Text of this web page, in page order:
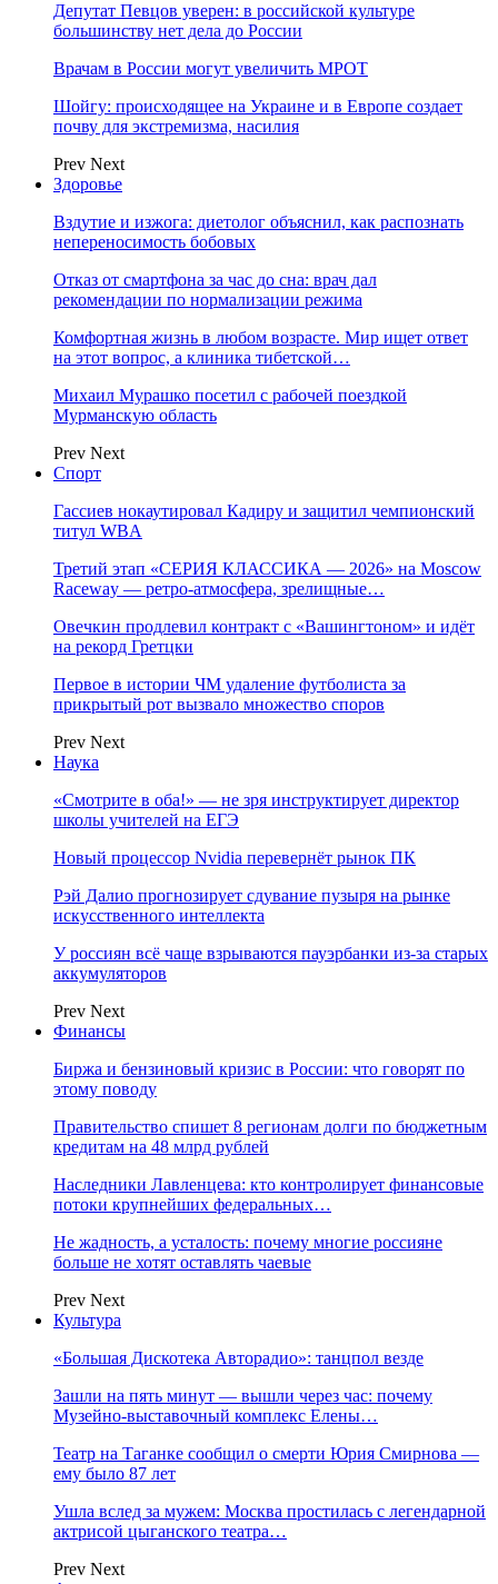
Депутат Певцов уверен: в российской культуре
большинству нет дела до России
Врачам в России могут увеличить МРОТ
Шойгу: происходящее на Украине и в Европе создает
почву для экстремизма, насилия
Prev Next
Здоровье
Вздутие и изжога: диетолог объяснил, как распознать
непереносимость бобовых
Отказ от смартфона за час до сна: врач дал
рекомендации по нормализации режима
Комфортная жизнь в любом возрасте. Мир ищет ответ
на этот вопрос, а клиника тибетской…
Михаил Мурашко посетил с рабочей поездкой
Мурманскую область
Prev Next
Спорт
Гассиев нокаутировал Кадиру и защитил чемпионский
титул WBA
Третий этап «СЕРИЯ КЛАССИКА — 2026» на Moscow
Raceway — ретро‑атмосфера, зрелищные…
Овечкин продлевил контракт с «Вашингтоном» и идёт
на рекорд Гретцки
Первое в истории ЧМ удаление футболиста за
прикрытый рот вызвало множество споров
Prev Next
Наука
«Смотрите в оба!» — не зря инструктирует директор
школы учителей на ЕГЭ
Новый процессор Nvidia перевернёт рынок ПК
Рэй Далио прогнозирует сдувание пузыря на рынке
искусственного интеллекта
У россиян всё чаще взрываются пауэрбанки из-за старых
аккумуляторов
Prev Next
Финансы
Биржа и бензиновый кризис в России: что говорят по
этому поводу
Правительство спишет 8 регионам долги по бюджетным
кредитам на 48 млрд рублей
Наследники Лавленцева: кто контролирует финансовые
потоки крупнейших федеральных…
Не жадность, а усталость: почему многие россияне
больше не хотят оставлять чаевые
Prev Next
Культура
«Большая Дискотека Авторадио»: танцпол везде
Зашли на пять минут — вышли через час: почему
Музейно-выставочный комплекс Елены…
Театр на Таганке сообщил о смерти Юрия Смирнова —
ему было 87 лет
Ушла вслед за мужем: Москва простилась с легендарной
актрисой цыганского театра…
Prev Next